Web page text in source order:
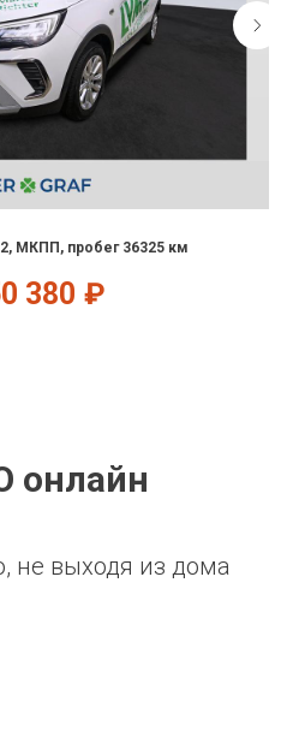
МКПП, пробег 36325 км
380 ₽
онлайн
не выходя из дома